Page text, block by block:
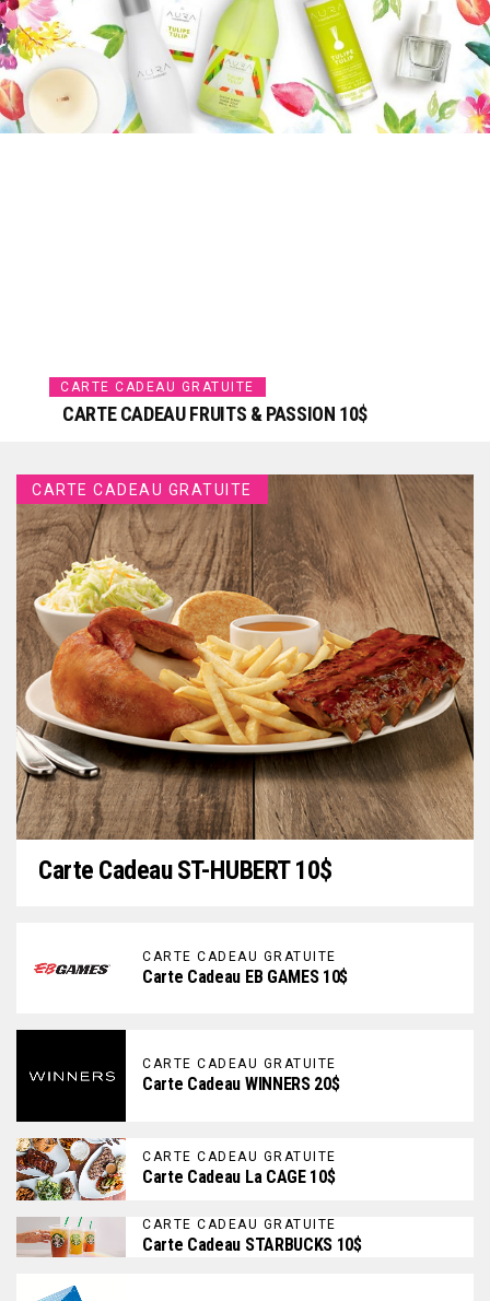
CARTE CADEAU GRATUITE
CARTE CADEAU FRUITS & PASSION 10$
CARTE CADEAU GRATUITE
Carte Cadeau ST-HUBERT 10$
CARTE CADEAU GRATUITE
Carte Cadeau EB GAMES 10$
CARTE CADEAU GRATUITE
Carte Cadeau WINNERS 20$
CARTE CADEAU GRATUITE
Carte Cadeau La CAGE 10$
CARTE CADEAU GRATUITE
Carte Cadeau STARBUCKS 10$